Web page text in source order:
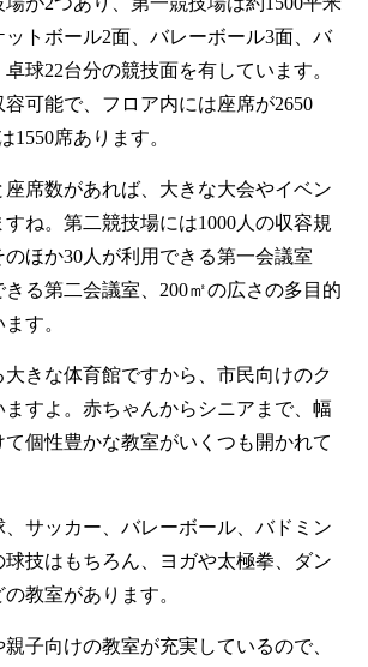
トボール2面、バレーボール3面、バ
卓球22台分の競技面を有しています。
容可能で、フロア内には座席が2650
1550席あります。
座席数があれば、大きな大会やイベン
すね。第二競技場には1000人の収容規
ほか30人が利用できる第一会議室
る第二会議室、200㎡の広さの多目的
す。
きな体育館ですから、市民向けのク
すよ。赤ちゃんからシニアまで、幅
て個性豊かな教室がいくつも開かれて
、サッカー、バレーボール、バドミン
球技はもちろん、ヨガや太極拳、ダン
教室があります。
子向けの教室が充実しているので、